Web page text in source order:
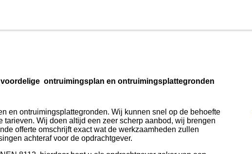
ontruimingsplan en ontruimingsplattegronden
en ontruimingsplattegronden. Wij kunnen snel op de behoefte
Wij doen altijd een zeer scherp aanbod, wij brengen
offerte omschrijft exact wat de werkzaamheden zullen
achteraf voor de opdrachtgever.